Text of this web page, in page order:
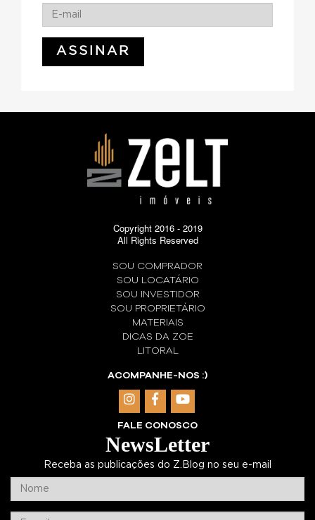
Copyright 2016 - 2019
All Rights Reserved
SOU COMPRADOR
SOU LOCATÁRIO
SOU INVESTIDOR
SOU PROPRIETÁRIO
MATERIAIS
DICAS DA ZOE
LITORAL
ACOMPANHE-NOS :)
FALE CONOSCO
NewsLetter
Receba as publicações do Z.Blog no seu e-mail